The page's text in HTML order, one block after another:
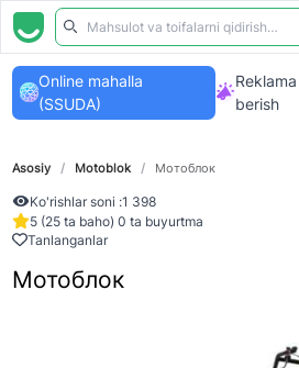
Online mahalla
(SSUDA)
Reklama
berish
Asosiy / Motoblok / Мотоблок
Ko'rishlar soni :1 398
5 (25 ta baho) 0 ta buyurtma
Tanlanganlar
Мотоблок